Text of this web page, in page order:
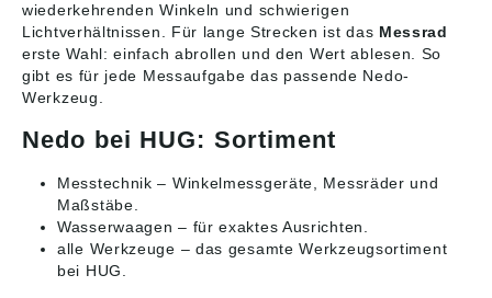
wiederkehrenden Winkeln und schwierigen
Lichtverhältnissen. Für lange Strecken ist das Messrad
erste Wahl: einfach abrollen und den Wert ablesen. So
gibt es für jede Messaufgabe das passende Nedo-
Werkzeug.
Nedo bei HUG: Sortiment
Messtechnik – Winkelmessgeräte, Messräder und
Maßstäbe.
Wasserwaagen – für exaktes Ausrichten.
alle Werkzeuge – das gesamte Werkzeugsortiment
bei HUG.